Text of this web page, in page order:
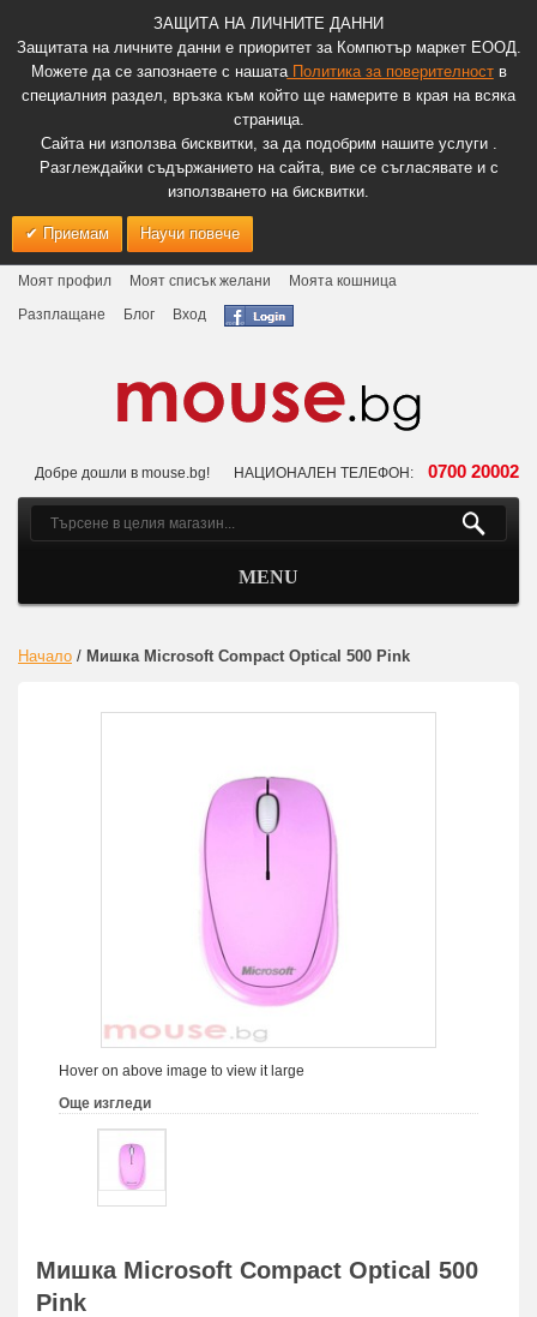
ЗАЩИТА НА ЛИЧНИТЕ ДАННИ
Защитата на личните данни е приоритет за Компютър маркет ЕООД.
Можете да се запознаете с нашатаПолитика за поверителноств
специалния раздел, връзка към който ще намерите в края на всяка
страница.
Сайта ни използва бисквитки, за да подобрим нашите услуги .
Разглеждайки съдържанието на сайта, вие се съгласявате и с
използването на бисквитки.
Приемам Научи повече
Моят профил Моят списък желани
Моята кошница
Разплащане
Блог Вход
Добре дошли в mouse.bg! НАЦИОНАЛЕН ТЕЛЕФОН: 0700 20002
MENU
Начало / Мишка Microsoft Compact Optical 500 Pink
Hover on above image to view it large
Още изгледи
Мишка Microsoft Compact Optical 500
Pink